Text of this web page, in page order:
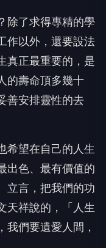
除了求得專精的學
作以外，還要設法
真正最重要的，是
的壽命頂多幾十
善安排靈性的去
希望在自己的人生
出色、最有價值的
立言，把我們的功
天祥說的，「人生
我們要遺愛人間，